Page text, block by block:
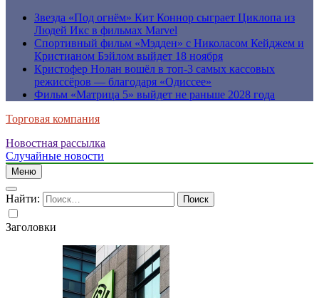
Звезда «Под огнём» Кит Коннор сыграет Циклопа из
Людей Икс в фильмах Marvel
Спортивный фильм «Мэдден» с Николасом Кейджем и
Кристианом Бэйлом выйдет 18 ноября
Кристофер Нолан вошёл в топ-3 самых кассовых
режиссёров — благодаря «Одиссее»
Фильм «Матрица 5» выйдет не раньше 2028 года
Торговая компания
Новостная рассылка
Случайные новости
Меню
Найти:
Заголовки